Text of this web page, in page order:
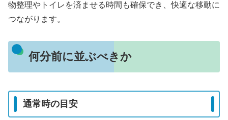
物整理やトイレを済ませる時間も確保でき、快適な移動に
つながります。
何分前に並ぶべきか
通常時の目安